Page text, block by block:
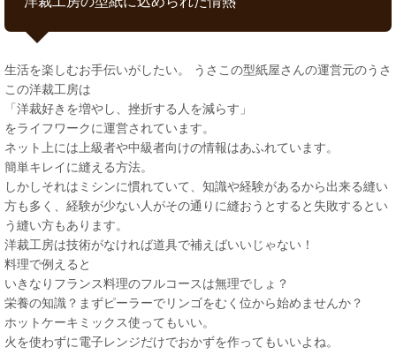
生活を楽しむお手伝いがしたい。 うさこの型紙屋さんの運営元のうさ
この洋裁工房は
「洋裁好きを増やし、挫折する人を減らす」
をライフワークに運営されています。
ネット上には上級者や中級者向けの情報はあふれています。
簡単キレイに縫える方法。
しかしそれはミシンに慣れていて、知識や経験があるから出来る縫い
方も多く、経験が少ない人がその通りに縫おうとすると失敗するとい
う縫い方もあります。
洋裁工房は技術がなければ道具で補えばいいじゃない！
料理で例えると
いきなりフランス料理のフルコースは無理でしょ？
栄養の知識？まずピーラーでリンゴをむく位から始めませんか？
ホットケーキミックス使ってもいい。
火を使わずに電子レンジだけでおかずを作ってもいいよね。